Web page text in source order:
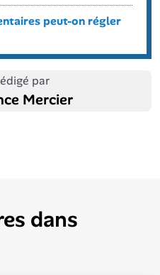
peut-on régler
par
Mercier
dans